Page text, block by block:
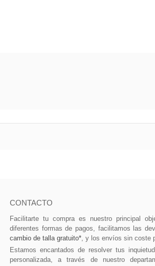
CONTACTO
Facilitarte tu compra es nuestro principal
diferentes formas de pagos, facilitamos las
cambio de talla gratuito*, y los envíos sin coste
Estamos encantados de resolver tus
personalizada, a través de nuestro